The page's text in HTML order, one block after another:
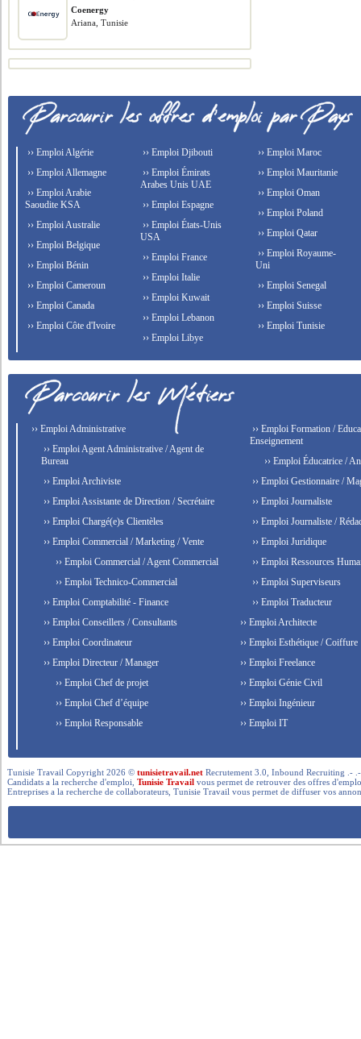
Coenergy
Ariana, Tunisie
›› Emploi Algérie
›› Emploi Allemagne
›› Emploi Arabie
Saoudite KSA
›› Emploi Australie
›› Emploi Belgique
›› Emploi Bénin
›› Emploi Cameroun
›› Emploi Canada
›› Emploi Côte d'Ivoire
›› Emploi Djibouti
›› Emploi Émirats
Arabes Unis UAE
›› Emploi Espagne
›› Emploi États-Unis
USA
›› Emploi France
›› Emploi Italie
›› Emploi Kuwait
›› Emploi Lebanon
›› Emploi Libye
›› Emploi Maroc
›› Emploi Mauritanie
›› Emploi Oman
›› Emploi Poland
›› Emploi Qatar
›› Emploi Royaume-
Uni
›› Emploi Senegal
›› Emploi Suisse
›› Emploi Tunisie
›› Emploi Administrative
›› Emploi Agent Administrative / Agent de
Bureau
›› Emploi Archiviste
›› Emploi Assistante de Direction / Secrétaire
›› Emploi Chargé(e)s Clientèles
›› Emploi Commercial / Marketing / Vente
›› Emploi Commercial / Agent Commercial
›› Emploi Technico-Commercial
›› Emploi Comptabilité - Finance
›› Emploi Conseillers / Consultants
›› Emploi Coordinateur
›› Emploi Directeur / Manager
›› Emploi Chef de projet
›› Emploi Chef d’équipe
›› Emploi Responsable
›› Emploi Formation /
Enseignement
›› Emploi Éducatrice /
›› Emploi Gestionnaire /
›› Emploi Journaliste
›› Emploi Journaliste /
›› Emploi Juridique
›› Emploi Ressources
›› Emploi Superviseurs
›› Emploi Traducteur
›› Emploi Architecte
›› Emploi Esthétique / Coiffure
›› Emploi Freelance
›› Emploi Génie Civil
›› Emploi Ingénieur
›› Emploi IT
Tunisie Travail Copyright 2026 ©tunisietravail.net Recrutement 3.0, Inbound Recruiting .-
Candidats a la recherche d'emploi,Tunisie Travail vous permet de retrouver des offres
Entreprises a la recherche de collaborateurs, Tunisie Travail vous permet de diffuser vos